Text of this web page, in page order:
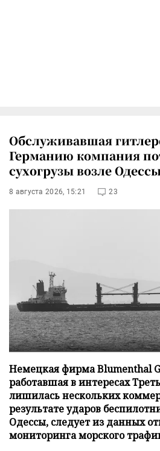
Обслуживавшая
Германию компания
сухогрузы возле
8 августа 2026, 15:21 23
Немецкая фирма Blumenthal
работавшая в интересах
лишилась нескольких
результате ударов
Одессы, следует из данных
мониторинга морского